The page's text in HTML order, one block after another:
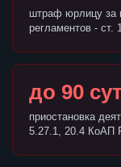
штраф юрлицу за
регламентов -
до 90
приостановка
5.27.1, 20.4 КоАП